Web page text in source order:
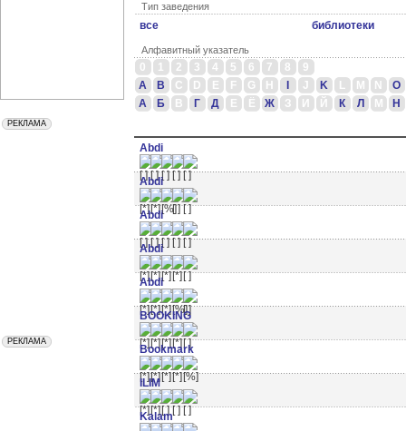
Тип заведения
все библиотеки
Алфавитный указатель
0 1 2 3 4 5 6 7 8
9
A
B C D E F G H J K L M N
O
А
Б В Г Д Е Ё Ж З И Й К Л М Н
Abdi
Abdi
Abdi
Abdi
Abdi
BOOKING
Bookmark
ILIM
Kalam